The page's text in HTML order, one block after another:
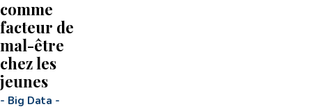
comme
facteur de
mal-être
chez les
jeunes
- Big Data -